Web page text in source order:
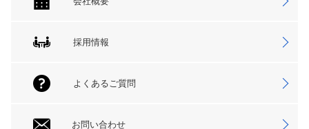
採用情報
よくあるご質問
お問い合わせ